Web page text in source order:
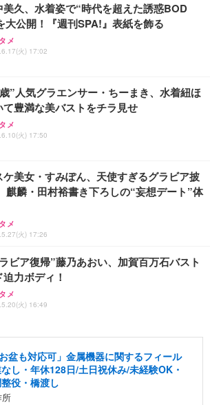
美久、水着姿で“時代を超えた誘惑BOD
大公開！『週刊SPA!』表紙を飾る
メ
火) 17:02
”人気グラエンサー・ちーまき、水着紐ほ
て豊満な美バストをチラ見せ
メ
火) 17:50
ケ美女・すみぽん、天使すぎるグラビア披
麒麟・田村裕書き下ろしの“妄想デート”体
メ
火) 17:26
ビア復帰”藤乃あおい、加賀百万石バスト
力ボディ！
メ
火) 16:49
盆も対応可」金属機器に関するフィール
し・年休128日/土日祝休み/未経験OK・
役・橋渡し